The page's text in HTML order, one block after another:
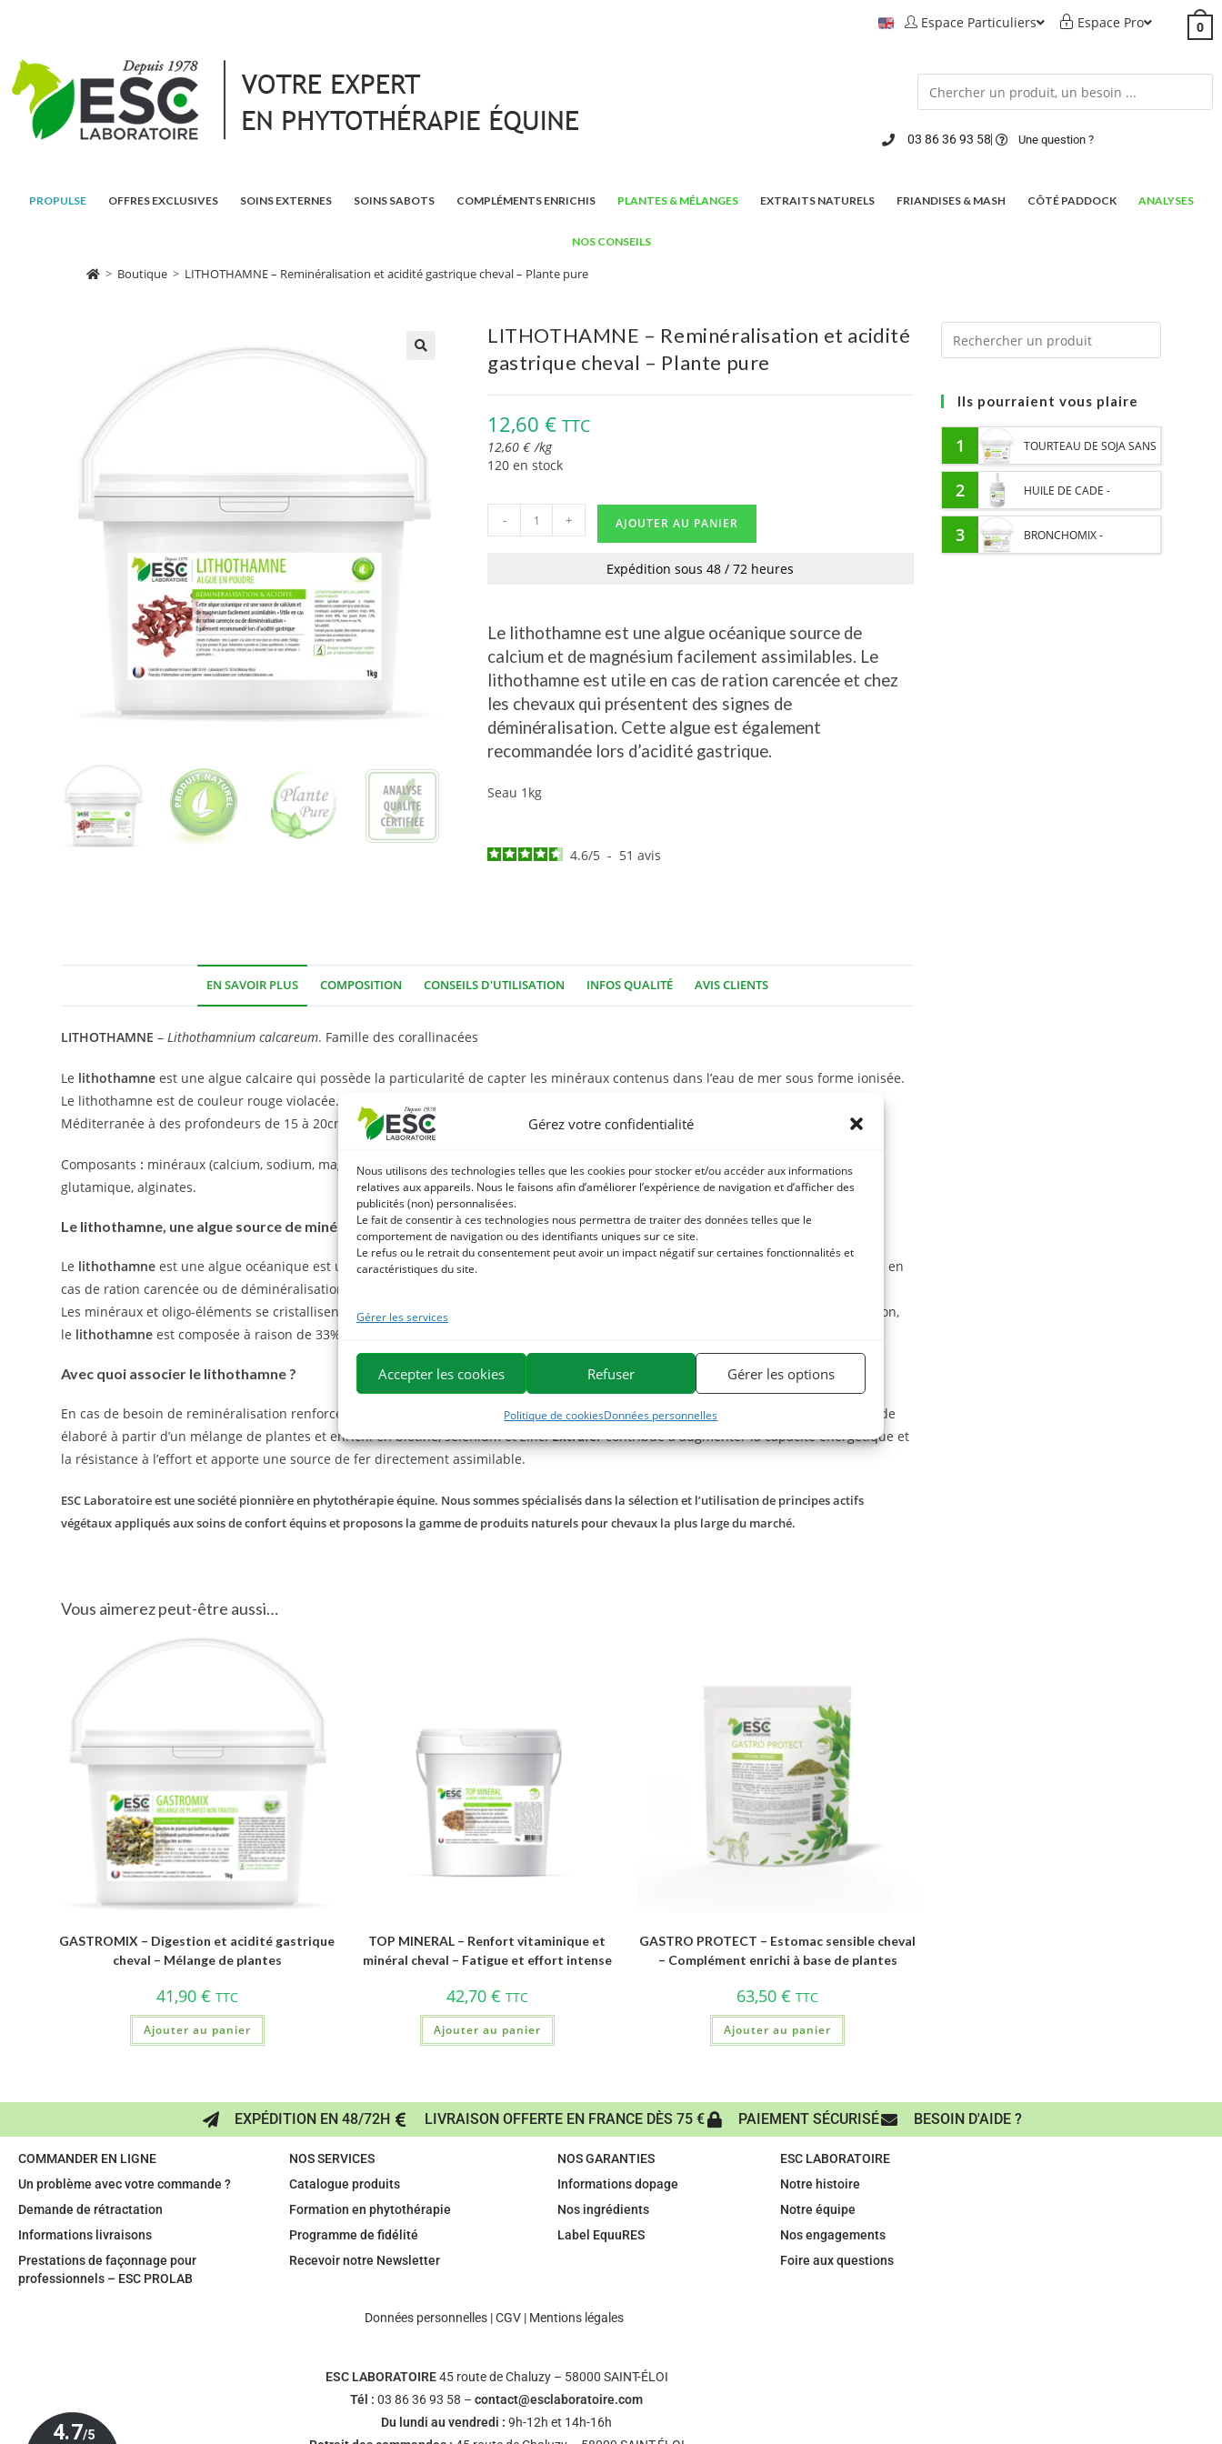
Gérez votre confidentialité
Nous utilisons des technologies telles que les cookies pour stocker et/ou accéder aux informations
relatives aux appareils. Nous le faisons afin d’améliorer l’expérience de navigation et d’afficher des
publicités (non) personnalisées.
Le fait de consentir à ces technologies nous permettra de traiter des données telles que le
comportement de navigation ou des identifiants uniques sur ce site.
Le refus ou le retrait du consentement peut avoir un impact négatif sur certaines fonctionnalités et
caractéristiques du site.
Gérer les services
Accepter les cookies Refuser Gérer les options
Politique de cookiesDonnées personnelles
Espace Particuliers Espace Pro 0
03 86 36 93 58 Une question ?
PROPULSE OFFRES EXCLUSIVES SOINS EXTERNES SOINS SABOTS COMPLÉMENTS ENRICHIS PLANTES & MÉLANGES EXTRAITS NATURELS FRIANDISES & MASH CÔTÉ PADDOCK ANALYSES
NOS CONSEILS
> Boutique > LITHOTHAMNE – Reminéralisation et acidité gastrique cheval – Plante pure
LITHOTHAMNE – Reminéralisation et acidité
gastrique cheval – Plante pure
12,60€ TTC
12,60€ /kg
120 en stock
- + AJOUTER AU PANIER
Expédition sous 48 / 72 heures
Le lithothamne est une algue océanique source de
calcium et de magnésium facilement assimilables. Le
lithothamne est utile en cas de ration carencée et chez
les chevaux qui présentent des signes de
déminéralisation. Cette algue est également
recommandée lors d’acidité gastrique.
Seau 1kg
4.6/5 - 51avis
EN SAVOIR PLUS COMPOSITION CONSEILS D'UTILISATION INFOS QUALITÉ AVIS CLIENTS
LITHOTHAMNE –Lithothamnium calcareum. Famille des corallinacées
Le lithothamne est une algue calcaire qui possède la particularité de capter les minéraux contenus dans l’eau de mer sous forme ionisée.
Le lithothamne est de couleur rouge violacée. On le trouve sur la côte atlantique, particulièrement en Bretagne mais également en
Méditerranée à des profondeurs de 15 à 20cm de fond.
Composants : minéraux (calcium, sodium, magnésium, iode, fer, manganèse, silice…), acides aminés, vitamine C, acide aspartique et
glutamique, alginates.
Le lithothamne, une algue source de minéraux recommandée chez les chevaux fatigués ou carencés :
Le lithothamne est une algue océanique est une source de calcium et de magnésium facilement assimilables. Le
est utile en
cas de ration carencée ou de déminéralisation. Cette algue est également recommandée lors d’acidité gastrique.
Les minéraux et oligo-éléments se cristallisent une fois l’algue cueillie. Elle devient ainsi une excellente source alcaline. Pour cette raison,
le lithothamne est composée à raison de 33% de carbonate de calcium.
Avec quoi associer le lithothamne ?
En cas de besoin de reminéralisation renforcé, le peut être complété d’une cure d’Extrafer, aliment complémentaire liquide
élaboré à partir d’un mélange de plantes et enrichi en biotine, sélénium et zinc.Extrafercontribue à augmenter la capacité énergétique et
la résistance à l’effort et apporte une source de fer directement assimilable.
ESC Laboratoire est une société pionnière en phytothérapie équine. Nous sommes spécialisés dans la sélection et l’utilisation de principes actifs
végétaux appliqués aux soins de confort équins et proposons la gamme de produits naturels pour chevaux la plus large du marché.
Vous aimerez peut-être aussi…
GASTROMIX – Digestion et acidité gastrique
cheval – Mélange de plantes
41,90 € TTC
Ajouter au panier
TOP MINERAL – Renfort vitaminique et
minéral cheval – Fatigue et effort intense
42,70 € TTC
Ajouter au panier
GASTRO PROTECT – Estomac sensible cheval
– Complément enrichi à base de plantes
63,50€ TTC
Ajouter au panier
Ils pourraient vous plaire
1 TOURTEAU DE SOJA SANS
OGM - APPORT EN
PROTÉINES ET SOUTIEN
ÉNERGÉTIQUE POUR
2 HUILE DE CADE -
ASSAINIT ET PROTÈGE LES
3 BRONCHOMIX -
EXPÉDITION EN 48/72H LIVRAISON OFFERTE EN FRANCE DÈS 75 € PAIEMENT SÉCURISÉ BESOIN D'AIDE ?
COMMANDER EN LIGNE
Un problème avec votre commande ?
Demande de rétractation
Informations livraisons
Prestations de façonnage pour
professionnels – ESC PROLAB
NOS SERVICES
Catalogue produits
Formation en phytothérapie
Programme de fidélité
Recevoir notre Newsletter
NOS GARANTIES
Informations dopage
Nos ingrédients
Label EquuRES
ESC LABORATOIRE
Notre histoire
Notre équipe
Nos engagements
Foire aux questions
Données personnelles|CGV| Mentions légales
ESC LABORATOIRE45 route de Chaluzy – 58000 SAINT-ÉLOI
Tél : 03 86 36 93 58 –contact@esclaboratoire.com
Du lundi au vendredi :9h-12h et 14h-16h